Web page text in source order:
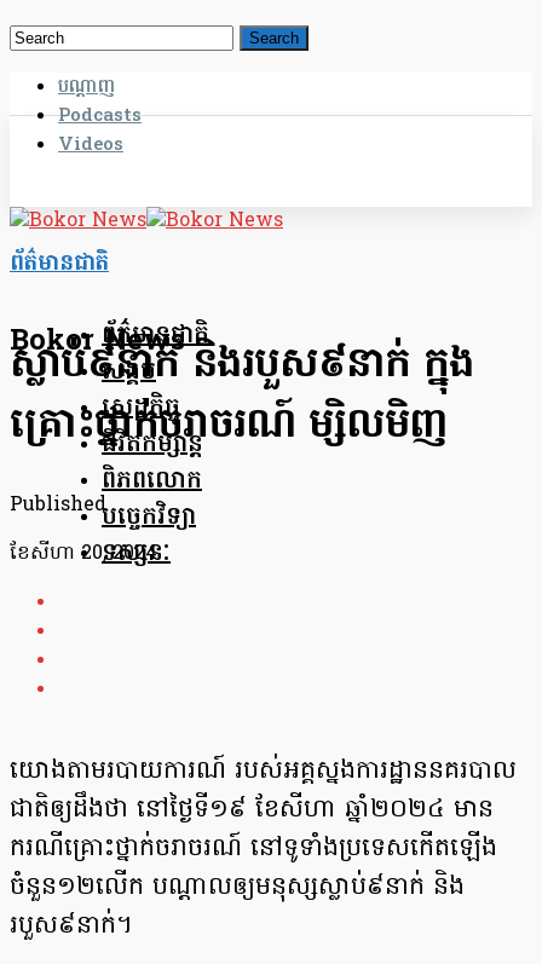
បណ្តាញ
Podcasts
Videos
Bokor News
ព័ត៌មានជាតិ
សង្គម
សេដ្ឋកិច្ច
ជីវិតកម្សាន្ត
ពិភពលោក
បច្ចេកវិទ្យា
ទស្សនៈ
ព័ត៌មានជាតិ
ស្លាប់៩នាក់ និងរបួស៩នាក់ ក្នុង
គ្រោះថ្នាក់ចរាចរណ៍ ម្សិលមិញ
Published
ខែ​សីហា 20, 2024
យោងតាមរបាយការណ៍ របស់អគ្គស្នងការដ្ឋាននគរបាល
ជាតិឲ្យដឹងថា នៅថ្ងៃទី១៩ ខែសីហា ឆ្នាំ២០២៤ មាន
ករណីគ្រោះថ្នាក់ចរាចរណ៍ នៅទូទាំងប្រទេសកើតឡើង
ចំនួន១២លើក បណ្ដាលឲ្យមនុស្សស្លាប់៩នាក់ និង
របួស៩នាក់។